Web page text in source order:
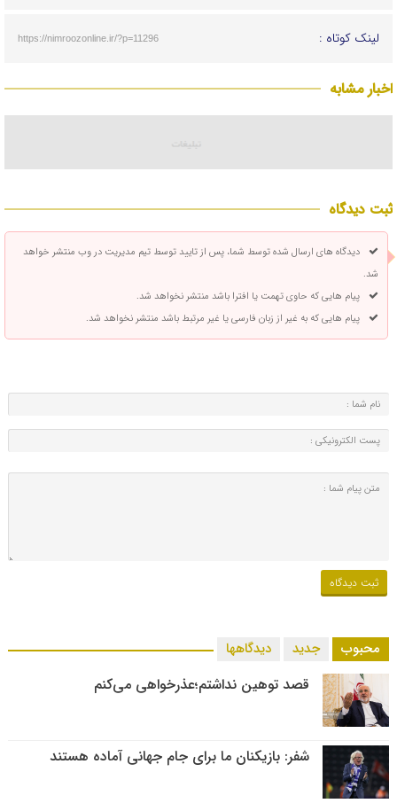
لینک کوتاه : https://nimroozonline.ir/?p=11296
اخبار مشابه
ثبت دیدگاه
دیدگاه های ارسال شده توسط شما، پس از تایید توسط تیم مدیریت در وب منتشر خواهد
شد.
پیام هایی که حاوی تهمت یا افترا باشد منتشر نخواهد شد.
پیام هایی که به غیر از زبان فارسی یا غیر مرتبط باشد منتشر نخواهد شد.
محبوب جدید دیدگاهها
قصد توهین نداشتم؛عذرخواهی می‌کنم
شفر: بازیکنان ما برای جام جهانی آماده هستند